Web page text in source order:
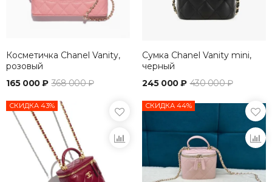
Косметичка Chanel Vanity,
розовый
165 000 ₽ 368 000 ₽
Сумка Chanel Vanity mini,
черный
245 000 ₽ 430 000 ₽
СКИДКА 43% СКИДКА 44%